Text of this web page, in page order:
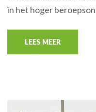
in het hoger
LEES MEER